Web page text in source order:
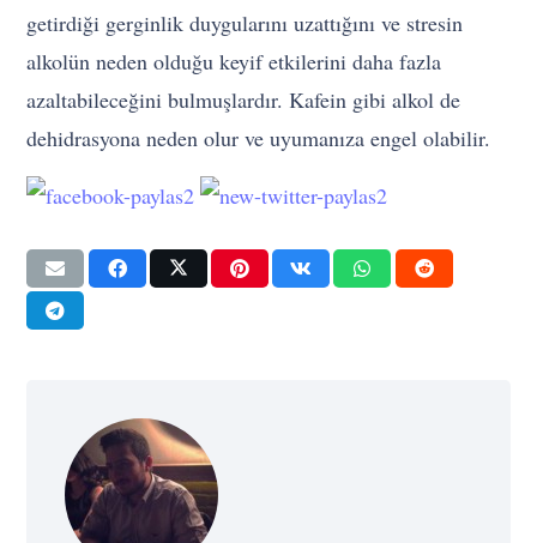
getirdiği gerginlik duygularını uzattığını ve stresin
alkolün neden olduğu keyif etkilerini daha fazla
azaltabileceğini bulmuşlardır. Kafein gibi alkol de
dehidrasyona neden olur ve uyumanıza engel olabilir.